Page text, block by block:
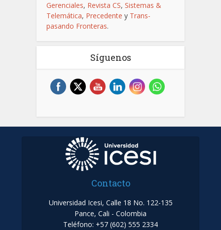
Gerenciales, Revista CS, Sistemas &
Telemática, Precedente y Trans-
pasando Fronteras.
Síguenos
Contacto
Universidad Icesi, Calle 18 No. 122-135
Pance, Cali - Colombia
Teléfono: +57 (602) 555 2334